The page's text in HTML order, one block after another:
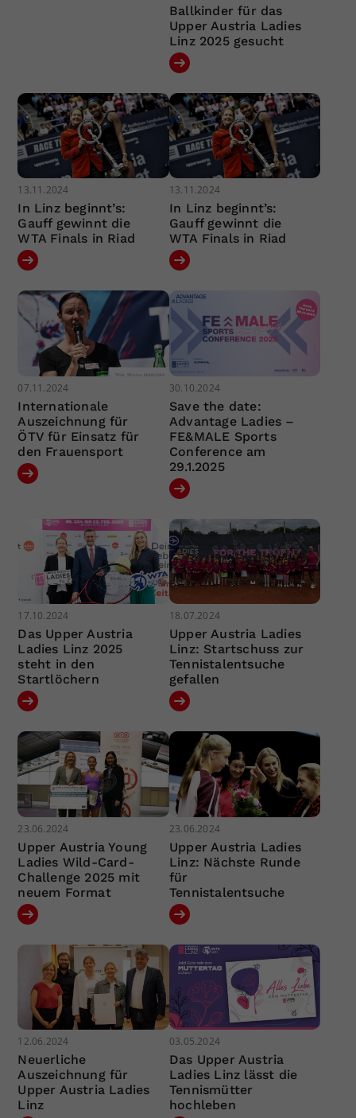
Ballkinder für das
Upper Austria Ladies
Linz 2025 gesucht
13.11.2024
In Linz beginnt’s:
Gauff gewinnt die
WTA Finals in Riad
13.11.2024
In Linz beginnt’s:
Gauff gewinnt die
WTA Finals in Riad
07.11.2024
Internationale
Auszeichnung für
ÖTV für Einsatz für
den Frauensport
30.10.2024
Save the date:
Advantage Ladies –
FE&MALE Sports
Conference am
29.1.2025
17.10.2024
Das Upper Austria
Ladies Linz 2025
steht in den
Startlöchern
18.07.2024
Upper Austria Ladies
Linz: Startschuss zur
Tennistalentsuche
gefallen
23.06.2024
Upper Austria Young
Ladies Wild-Card-
Challenge 2025 mit
neuem Format
23.06.2024
Upper Austria Ladies
Linz: Nächste Runde
für
Tennistalentsuche
12.06.2024
Neuerliche
Auszeichnung für
Upper Austria Ladies
Linz
03.05.2024
Das Upper Austria
Ladies Linz lässt die
Tennismütter
hochleben